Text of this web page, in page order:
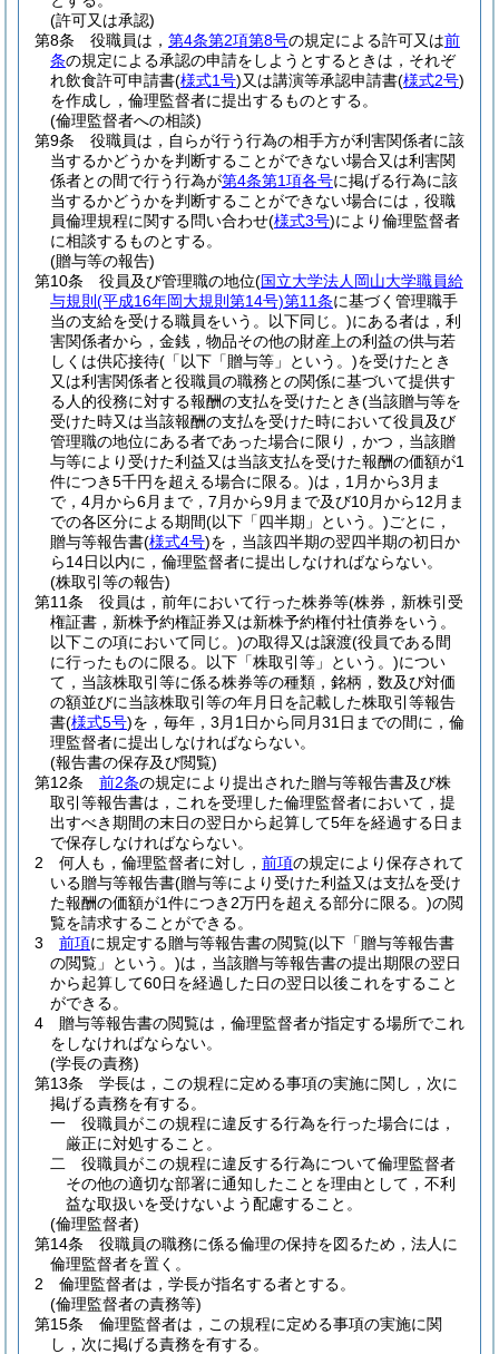
(許可又は承認)
第8条
役職員は， 第4条第2項第8号の規定による許可又は前
条の規定による承認の申請をしようとするときは，それぞ
れ飲食許可申請書(様式1号)又は講演等承認申請書(様式2号)
を作成し，倫理監督者に提出するものとする。
(倫理監督者への相談)
第9条
役職員は，自らが行う行為の相手方が利害関係者に該
当するかどうかを判断することができない場合又は利害関
係者との間で行う行為が第4条第1項各号に掲げる行為に該
当するかどうかを判断することができない場合には，役職
員倫理規程に関する問い合わせ(様式3号)により倫理監督者
に相談するものとする。
(贈与等の報告)
第10条
役員及び管理職の地位(国立大学法人岡山大学職員給
与規則 (平成16年岡大規則第14号)第11条に基づく管理職手
当の支給を受ける職員をいう。以下同じ。)にある者は，利
害関係者から，金銭，物品その他の財産上の利益の供与若
しくは供応接待(「以下「贈与等」という。)を受けたとき
又は利害関係者と役職員の職務との関係に基づいて提供す
る人的役務に対する報酬の支払を受けたとき(当該贈与等を
受けた時又は当該報酬の支払を受けた時において役員及び
管理職の地位にある者であった場合に限り，かつ，当該贈
与等により受けた利益又は当該支払を受けた報酬の価額が1
件につき5千円を超える場合に限る。)は，1月から3月ま
で，4月から6月まで，7月から9月まで及び10月から12月ま
での各区分による期間(以下「四半期」という。)ごとに，
贈与等報告書(様式4号)を，当該四半期の翌四半期の初日か
ら14日以内に，倫理監督者に提出しなければならない。
(株取引等の報告)
第11条
役員は，前年において行った株券等(株券，新株引受
権証書，新株予約権証券又は新株予約権付社債券をいう。
以下この項において同じ。)の取得又は譲渡(役員である間
に行ったものに限る。以下「株取引等」という。)につい
て，当該株取引等に係る株券等の種類，銘柄，数及び対価
の額並びに当該株取引等の年月日を記載した株取引等報告
書(様式5号)を，毎年，3月1日から同月31日までの間に，倫
理監督者に提出しなければならない。
(報告書の保存及び閲覧)
第12条
前2条の規定により提出された贈与等報告書及び株
取引等報告書は，これを受理した倫理監督者において，提
出すべき期間の末日の翌日から起算して5年を経過する日ま
で保存しなければならない。
2
何人も，倫理監督者に対し， 前項の規定により保存されて
いる贈与等報告書(贈与等により受けた利益又は支払を受け
た報酬の価額が1件につき2万円を超える部分に限る。)の閲
覧を請求することができる。
3
前項に規定する贈与等報告書の閲覧(以下「贈与等報告書
の閲覧」という。)は，当該贈与等報告書の提出期限の翌日
から起算して60日を経過した日の翌日以後これをすること
ができる。
4
贈与等報告書の閲覧は，倫理監督者が指定する場所でこれ
をしなければならない。
(学長の責務)
第13条
学長は，この規程に定める事項の実施に関し，次に
掲げる責務を有する。
一
役職員がこの規程に違反する行為を行った場合には，
厳正に対処すること。
二
役職員がこの規程に違反する行為について倫理監督者
その他の適切な部署に通知したことを理由として，不利
益な取扱いを受けないよう配慮すること。
(倫理監督者)
第14条
役職員の職務に係る倫理の保持を図るため，法人に
倫理監督者を置く。
2
倫理監督者は，学長が指名する者とする。
(倫理監督者の責務等)
第15条
倫理監督者は，この規程に定める事項の実施に関
し，次に掲げる責務を有する。